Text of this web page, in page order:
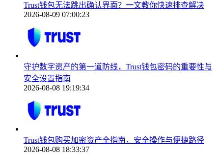
Trust钱包无法跳出确认界面？一文教你快速排查解决
2026-08-09 07:00:23
守护数字资产的第一道防线，Trust钱包密码的重要性与
安全设置指南
2026-08-08 19:19:34
Trust钱包购买加密资产全指南，安全操作与便捷路径
2026-08-08 18:33:37